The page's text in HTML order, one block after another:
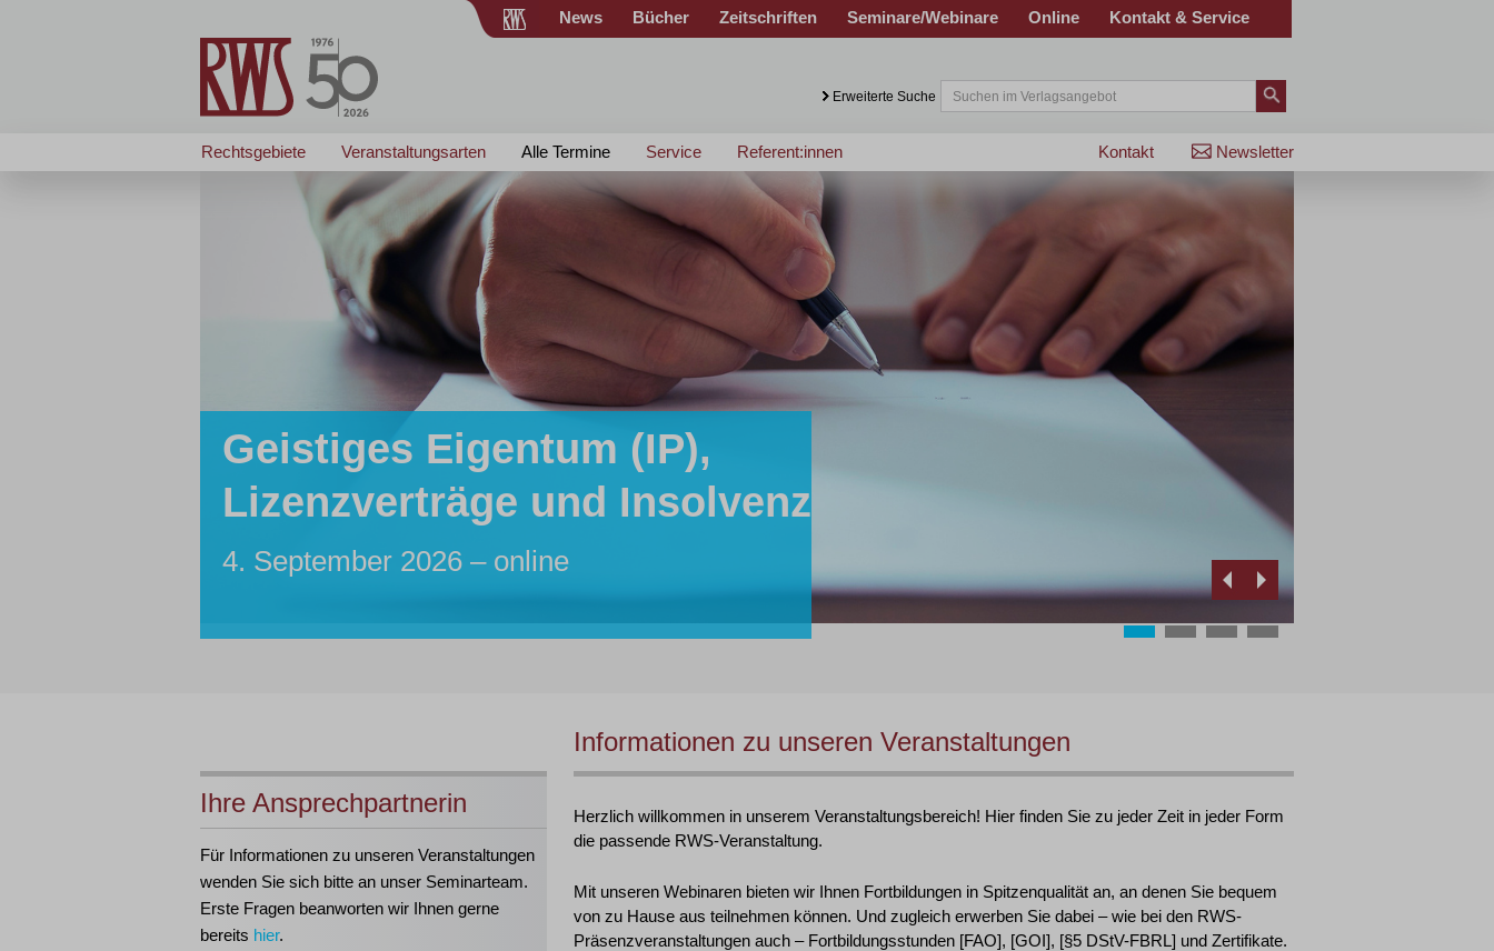
News Bücher Zeitschriften Seminare/Webinare Online Kontakt & Service
Erweiterte Suche
Rechtsgebiete Veranstaltungsarten Alle Termine Service Referent:innen Newsletter
Kontakt
Geistiges Eigentum (IP),
Lizenzverträge und Insolvenz
4. September 2026 – online
Zertifizierte/r
Sachbearbeiter:in
Insolvenztabelle
21. bis 23. September 2026 in Köln
Zertifizierte/r
Insolvenzassistent:in
7. bis 12. Oktober 2026 online
... passt wie angegossen!
Inhouse-Seminare von RWS:
Maßgeschneidert für Ihre Mitarbeiter:innen!
Ihre Ansprechpartnerin
Für Informationen zu unseren Veranstaltungen
wenden Sie sich bitte an unser Seminarteam.
Erste Fragen beanworten wir Ihnen gerne
bereits hier.
Informationen zu unseren Veranstaltungen
Herzlich willkommen in unserem Veranstaltungsbereich! Hier finden Sie zu jeder Zeit in jeder Form
die passende RWS-Veranstaltung.
Mit unseren Webinaren bieten wir Ihnen Fortbildungen in Spitzenqualität an, an denen Sie bequem
von zu Hause aus teilnehmen können. Und zugleich erwerben Sie dabei – wie bei den RWS-
Präsenzveranstaltungen auch – Fortbildungsstunden [FAO], [GOI], [§5 DStV-FBRL] und Zertifikate.